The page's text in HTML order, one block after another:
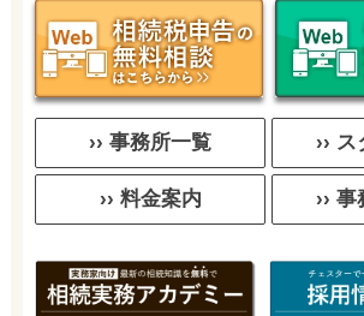
›› 事務所一覧 ››
›› 料金案内 ››